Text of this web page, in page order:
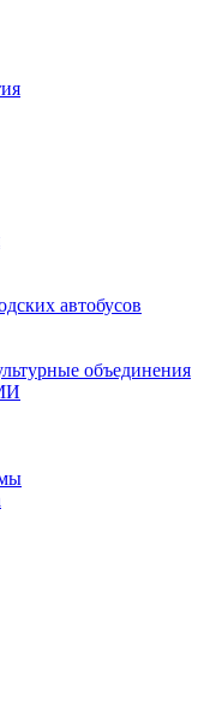
автобусов
объединения